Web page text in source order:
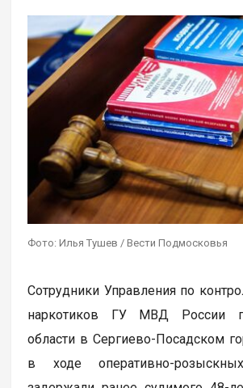
Фото: Илья Тушев / Вести Подмосковья
Сотрудники Управления по
наркотиков ГУ МВД России
области в Сергиево-Посадском
в ходе оперативно-